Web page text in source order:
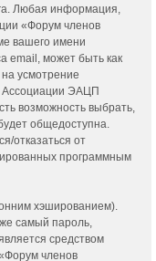
Любая информация,
«Форум членов
вашего имени
email, может быть как
усмотрение
Ассоциации ЭАЦП
возможность выбрать,
общедоступна.
отказаться от
программным
хэшированием).
самый пароль,
средством
членов